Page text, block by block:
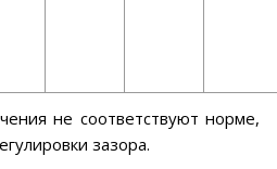
не соответствуют норме,
зазора.